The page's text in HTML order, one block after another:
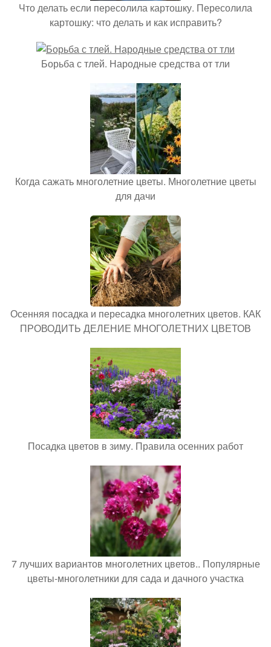
Что делать если пересолила картошку. Пересолила
картошку: что делать и как исправить?
Борьба с тлей. Народные средства от тли
Когда сажать многолетние цветы. Многолетние цветы
для дачи
Осенняя посадка и пересадка многолетних цветов. КАК
ПРОВОДИТЬ ДЕЛЕНИЕ МНОГОЛЕТНИХ ЦВЕТОВ
Посадка цветов в зиму. Правила осенних работ
7 лучших вариантов многолетних цветов.. Популярные
цветы-многолетники для сада и дачного участка